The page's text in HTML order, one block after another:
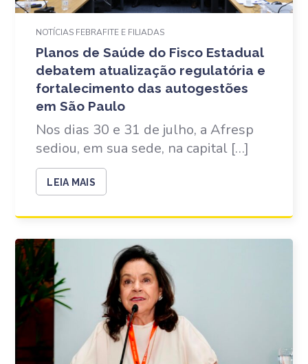
NOTÍCIAS FEBRAFITE E FILIADAS
Planos de Saúde do Fisco Estadual
debatem atualização regulatória e
fortalecimento das autogestões
em São Paulo
Nos dias 30 e 31 de julho, a Afresp
sediou, em sua sede, na capital […]
LEIA MAIS